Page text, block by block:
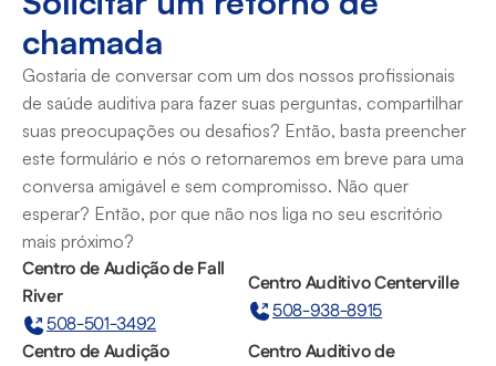
chamada
Gostaria de conversar com um dos nossos profissionais
de saúde auditiva para fazer suas perguntas, compartilhar
suas preocupações ou desafios? Então, basta preencher
este formulário e nós o retornaremos em breve para uma
conversa amigável e sem compromisso. Não quer
esperar? Então, por que não nos liga no seu escritório
mais próximo?
Centro de Audição de Fall
River
508-501-3492
Centro Auditivo Centerville
508-938-8915
Centro de Audição
Centro Auditivo de